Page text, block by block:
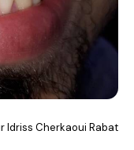
Idriss Cherkaoui Rabat